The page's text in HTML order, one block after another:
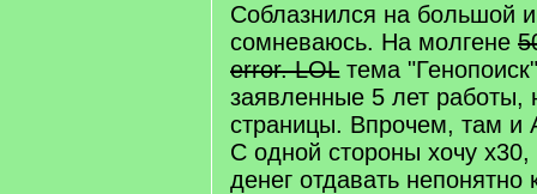
Соблазнился на большой
сомневаюсь. На молгене
error. LOLтема
заявленные 5 лет работы,
страницы. Впрочем, там и
С одной стороны хочу x30,
денег отдавать непонятно